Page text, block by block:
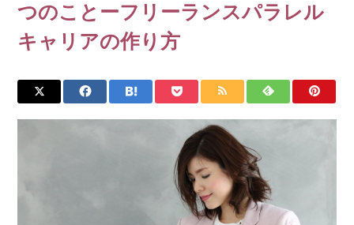
つのことーフリーランスパラレル
キャリアの作り方